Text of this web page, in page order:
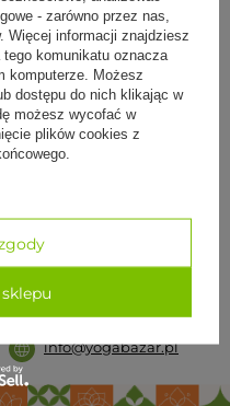
zł99,99 zł
regularna:99,99 zł -30%
cena z 30 dni przed
69,99 zł 0%
Do koszyka
do piątku w
16:30
,Chmielna 73b lok. 14
info@yogabazar.pl
- zarówno przez nas,
Więcej informacji znajdziesz
tego komunikatu oznacza
komputerze. Możesz
dostępu do nich klikając w
możesz wycofać w
plików cookies z